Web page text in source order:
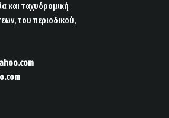
και ταχυδρομική
του περιοδικού,